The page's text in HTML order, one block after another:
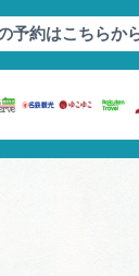
予約はこちらか